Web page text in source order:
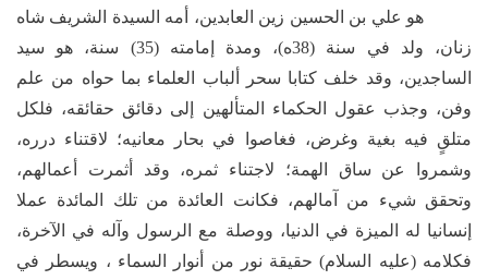
هو علي بن الحسين زين العابدين، أمه السيدة الشريف شاه
زنان، ولد في سنة (38ه)، ومدة إمامته (35) سنة، هو سيد
الساجدين، وقد خلف كتابا سحر ألباب العلماء بما حواه من علم
وفن، وجذب عقول الحكماء المتألهين إلى دقائق حقائقه، فلكل
متلقٍ فيه بغية وغرض، فغاصوا في بحار معانيه؛ لاقتناء درره،
وشمروا عن ساق الهمة؛ لاجتناء ثمره، وقد أثمرت أعمالهم،
وتحقق شيء من آمالهم، فكانت العائدة من تلك المائدة عملا
إنسانيا له الميزة في الدنيا، ووصلة مع الرسول وآله في الآخرة،
فكلامه (عليه السلام) حقيقة نور من أنوار السماء ، ويسطر في